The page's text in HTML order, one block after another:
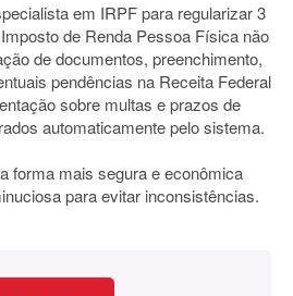
em IRPF para regularizar 3
de Renda Pessoa Física não
de documentos, preenchimento,
pendências na Receita Federal
sobre multas e prazos de
automaticamente pelo sistema.
forma mais segura e econômica
para evitar inconsistências.